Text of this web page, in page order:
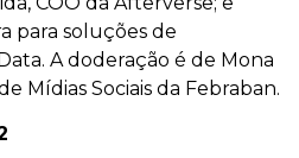
para soluções de
A doderação é de Mona
Mídias Sociais da Febraban.